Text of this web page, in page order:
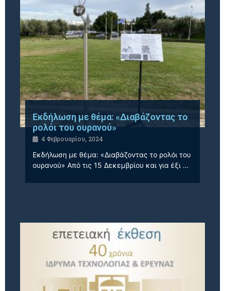
Εκδήλωση με θέμα: «Διαβάζοντας το
ρολόι του ουρανού»
4 Φεβρουαρίου, 2024
Εκδήλωση με θέμα: «Διαβάζοντας το ρολόι του
ουρανού» Από τις 15 Δεκεμβρίου και για έξι …